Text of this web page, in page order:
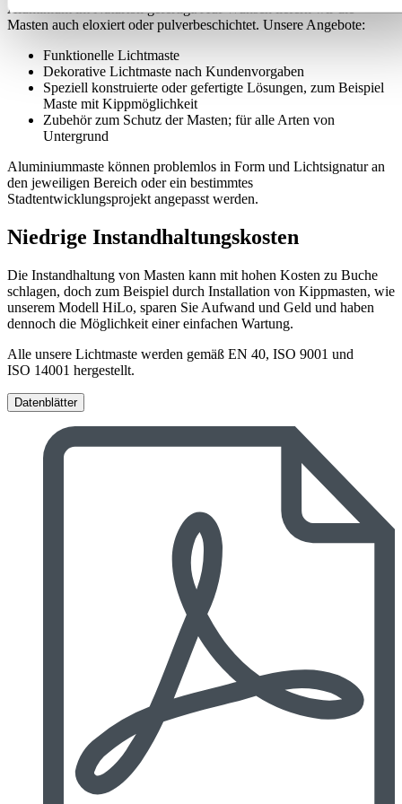
Aluminium im Naturton gefertigt. Auf Wunsch liefern wir die
Masten auch eloxiert oder pulverbeschichtet. Unsere Angebote:
Funktionelle Lichtmaste
Dekorative Lichtmaste nach Kundenvorgaben
Speziell konstruierte oder gefertigte Lösungen, zum Beispiel
Maste mit Kippmöglichkeit
Zubehör zum Schutz der Masten; für alle Arten von
Untergrund
Aluminiummaste können problemlos in Form und Lichtsignatur an
den jeweiligen Bereich oder ein bestimmtes
Stadtentwicklungsprojekt angepasst werden.
Niedrige Instandhaltungskosten
Die Instandhaltung von Masten kann mit hohen Kosten zu Buche
schlagen, doch zum Beispiel durch Installation von Kippmasten, wie
unserem Modell HiLo, sparen Sie Aufwand und Geld und haben
dennoch die Möglichkeit einer einfachen Wartung.
Alle unsere Lichtmaste werden gemäß EN 40, ISO 9001 und
ISO 14001 hergestellt.
Datenblätter